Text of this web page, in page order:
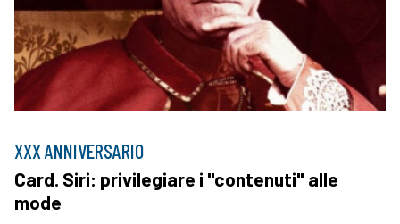
XXX ANNIVERSARIO
Card. Siri: privilegiare i "contenuti" alle
mode